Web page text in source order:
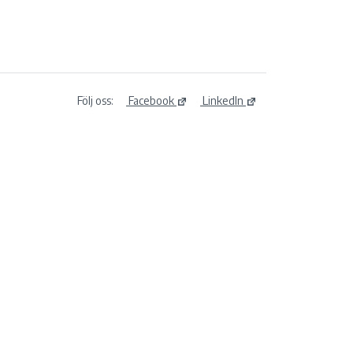
Följ oss: Facebook LinkedIn